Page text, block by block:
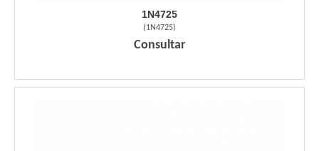
1N4725
(1N4725)
Consultar